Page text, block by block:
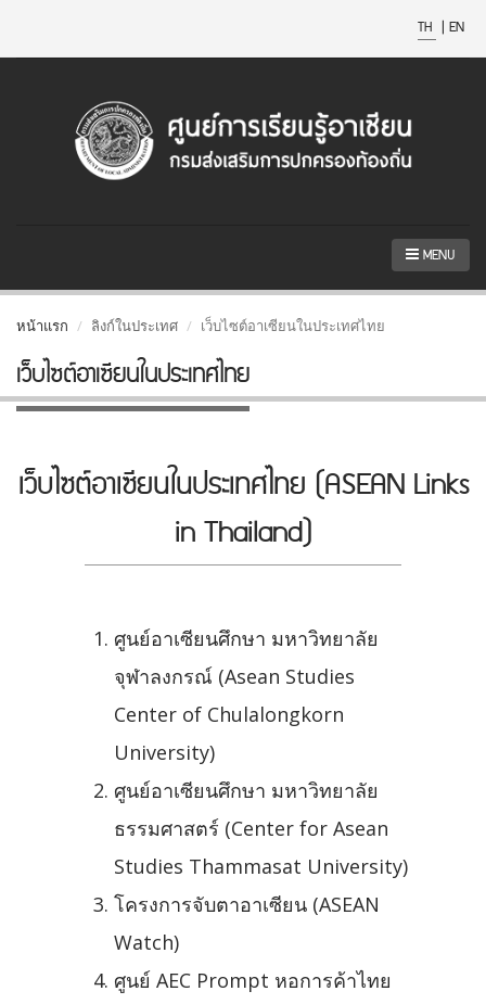
TH | EN
MENU
หน้าแรก ลิงก์ในประเทศ เว็บไซต์อาเซียนในประเทศไทย
เว็บไซต์อาเซียนในประเทศไทย
เว็บไซต์อาเซียนในประเทศไทย (ASEAN Links
in Thailand)
ศูนย์อาเซียนศึกษา มหาวิทยาลัย
จุฬาลงกรณ์ (Asean Studies
Center of Chulalongkorn
University)
ศูนย์อาเซียนศึกษา มหาวิทยาลัย
ธรรมศาสตร์ (Center for Asean
Studies Thammasat University)
โครงการจับตาอาเซียน (ASEAN
Watch)
ศูนย์ AEC Prompt หอการค้าไทย